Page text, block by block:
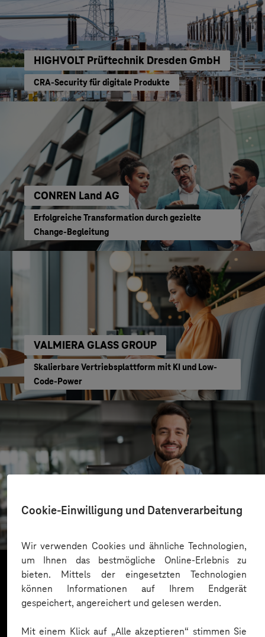
Cookie-Einwilligung und Datenverarbeitung
Wir verwenden Cookies und ähnliche Technologien,
um Ihnen das bestmögliche Online-Erlebnis zu
bieten. Mittels der eingesetzten Technologien
können Informationen auf Ihrem Endgerät
gespeichert, angereichert und gelesen werden.
Mit einem Klick auf „Alle akzeptieren“ stimmen Sie
HIGHVOLT Prüftechnik Dresden GmbH
CRA-Security für digitale Produkte
CONREN Land AG
Erfolgreiche Transformation durch gezielte
Change-Begleitung
VALMIERA GLASS GROUP
Skalierbare Vertriebsplattform mit KI und Low-
Code-Power
SachsenEnergie
Mehr laden